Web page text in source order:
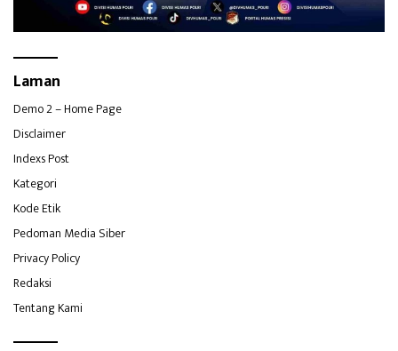
Laman
Demo 2 – Home Page
Disclaimer
Indexs Post
Kategori
Kode Etik
Pedoman Media Siber
Privacy Policy
Redaksi
Tentang Kami